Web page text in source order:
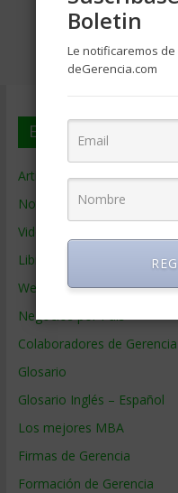
En deGerencia.com
Artículos de Gerencia
Noticias de Gerencia
Videos de Gerencia
Libros de Gerencia
Webs de Gerencia
Negocios por País
Colaboradores de Gerencia
Glosario
Glosario Inglés – Español
Los mejores MBA
Firmas de Gerencia
Formación de Gerencia
Boletin
Le notificaremos
deGerencia.com